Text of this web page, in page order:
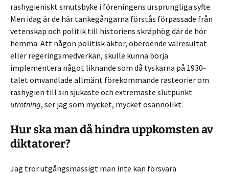
rashygieniskt smutsbyke i föreningens ursprungliga syfte.
Men idag är de här tankegångarna förstås förpassade från
vetenskap och politik till historiens skräphög där de hör
hemma. Att någon politisk aktör, oberoende valresultat
eller regeringsmedverkan, skulle kunna börja
implementera något liknande som då tyskarna på 1930-
talet omvandlade allmänt förekommande rasteorier om
rashygien till sin sjukaste och extremaste slutpunkt
utrotning, ser jag som mycket, mycket osannolikt.
Hur ska man då hindra uppkomsten av
diktatorer?
Jag tror utgångsmässigt man inte kan försvara